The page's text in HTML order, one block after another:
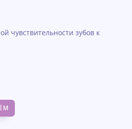
чувствительности зубов к